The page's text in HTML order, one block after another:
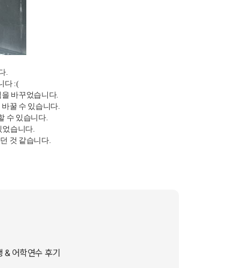
.
다 :(
바꾸었습니다.
꿀 수 있습니다.
수 있습니다.
었습니다.
것 같습니다.
어학연수 후기